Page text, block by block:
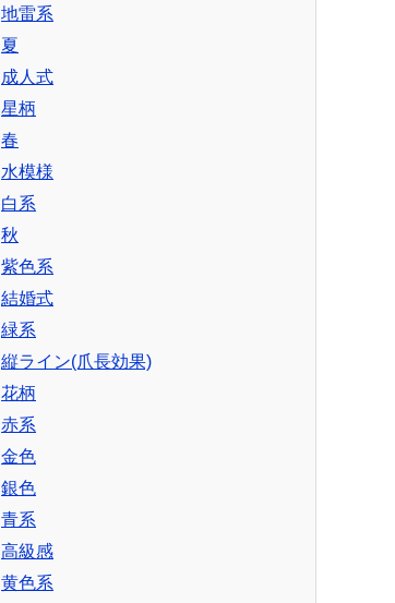
地雷系
夏
成人式
星柄
春
水模様
白系
秋
紫色系
結婚式
緑系
縦ライン(爪長効果)
花柄
赤系
金色
銀色
青系
高級感
黄色系